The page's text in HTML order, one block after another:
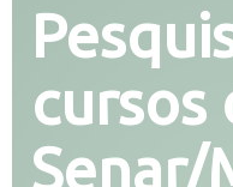
cursos
Senar/